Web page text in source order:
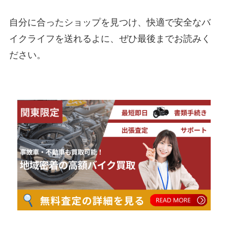
自分に合ったショップを見つけ、快適で安全なバ
イクライフを送れるよに、ぜひ最後までお読みく
ださい。